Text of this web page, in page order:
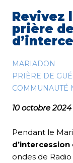
Revivez
prière
MARIADON
PRIÈRE DE
COMMUNAUTÉ
10 octobre 2024
Pendant le
d’intercession
ondes de